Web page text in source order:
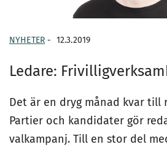
NYHETER - 12.3.2019
Ledare:
Det är en dryg månad kvar till
Partier och kandidater gör
valkampanj. Till en stor del